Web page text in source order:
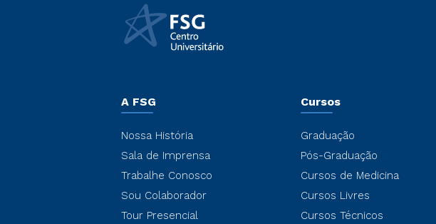
A FSG
Nossa História
Sala de Imprensa
Trabalhe Conosco
Sou Colaborador
Tour Presencial
Cursos
Graduação
Pós-Graduação
Cursos de Medicina
Cursos Livres
Cursos Técnicos